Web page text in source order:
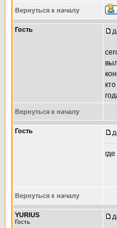
Вернуться к началу
Гость
Вернуться к началу
Гость
Вернуться к началу
YURIUS
Гость